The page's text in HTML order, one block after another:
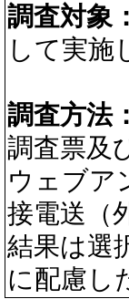
調査対象：
して実施
調査方法：
調査票及
ウェブア
接電送（
結果は選
に配慮し